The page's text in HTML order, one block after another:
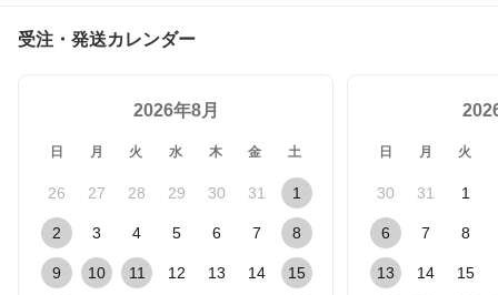
受注・発送カレンダー
2026年8月
日 月 火 水 木 金 土
26 27 28 29 30 31 1
2 3 4 5 6 7 8
9 10 11 12 13 14 15
日 月 火
30 31 1
6 7 8
13 14 15